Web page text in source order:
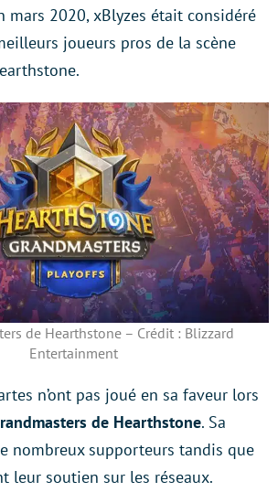
mars 2020, xBlyzes était considéré
joueurs pros de la scène
de Hearthstone – Crédit : Blizzard
Entertainment
n’ont pas joué en sa faveur lors
de Hearthstone. Sa
nombreux supporteurs tandis que
leur soutien sur les réseaux.